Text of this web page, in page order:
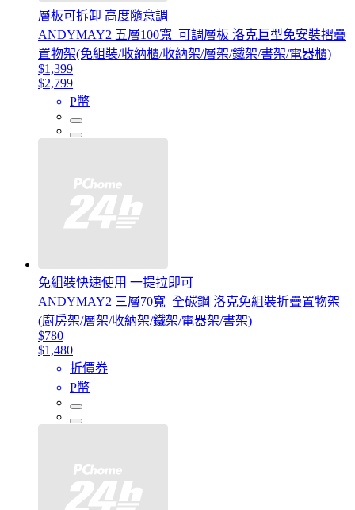
層板可拆卸 高度隨意調
ANDYMAY2 五層100寬_可調層板 洛克巨型免安裝摺疊
置物架(免組裝/收納櫃/收納架/層架/鐵架/書架/電器櫃)
$1,399
$2,799
P幣
免組裝快速使用 一提拉即可
ANDYMAY2 三層70寬_全碳鋼 洛克免組裝折疊置物架
(廚房架/層架/收納架/鐵架/電器架/書架)
$780
$1,480
折價券
P幣